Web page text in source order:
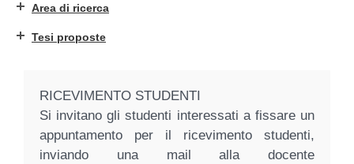
Area di ricerca
Tesi proposte
RICEVIMENTO STUDENTI
Si invitano gli studenti interessati a fissare un
appuntamento per il ricevimento studenti,
inviando una mail alla docente